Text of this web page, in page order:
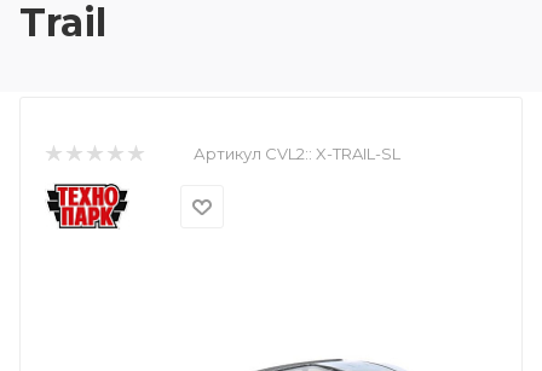
Trail
Артикул CVL2:: X-TRAIL-SL